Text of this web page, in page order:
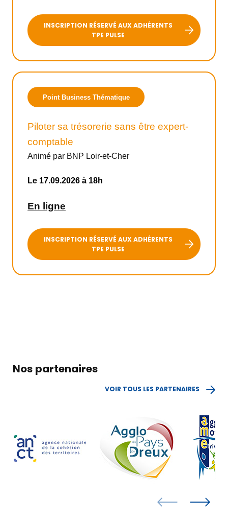
L’offre BGE
Agenda
INSCRIPTION RÉSERVÉ AUX ADHÉRENTS
TPE PULSE
Point Business Thématique
Piloter sa trésorerie sans être expert-
comptable
Animé par BNP Loir-et-Cher
Le 17.09.2026 à 18h
En ligne
INSCRIPTION RÉSERVÉ AUX ADHÉRENTS
TPE PULSE
Nos partenaires
VOIR TOUS LES PARTENAIRES